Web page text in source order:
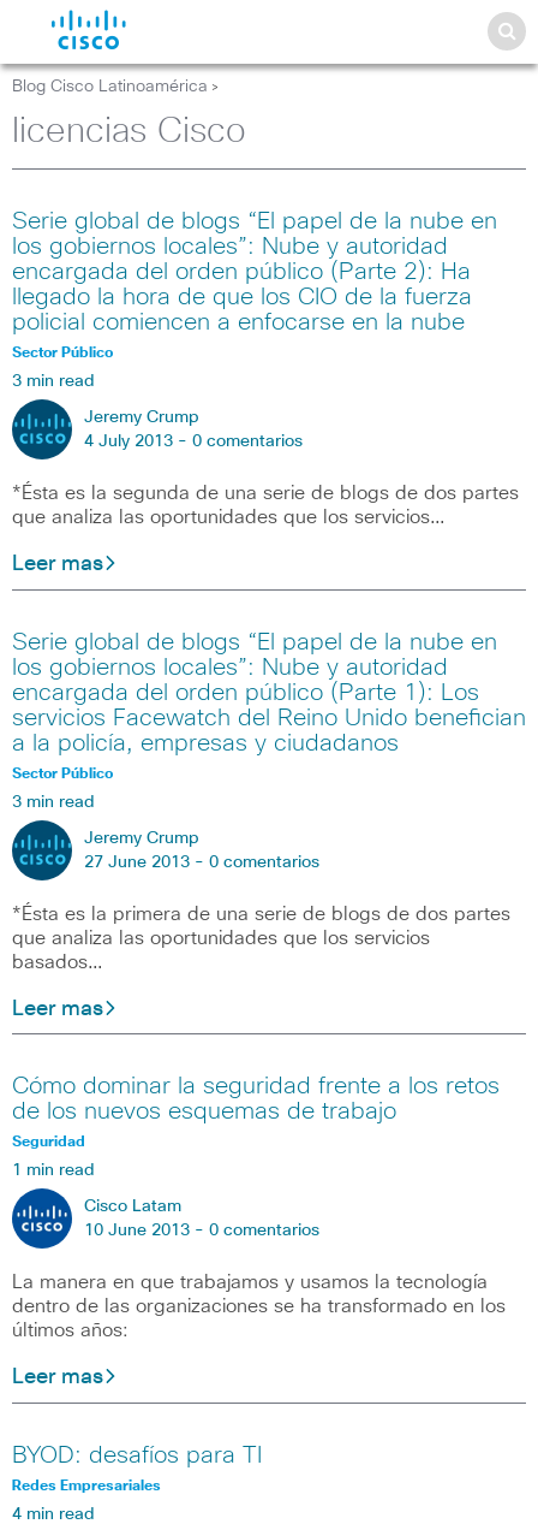
Blog Cisco Latinoamérica >
licencias Cisco
Serie global de blogs “El papel de la nube en
los gobiernos locales”: Nube y autoridad
encargada del orden público (Parte 2): Ha
llegado la hora de que los CIO de la fuerza
policial comiencen a enfocarse en la nube
Sector Público
3 min read
Jeremy Crump
4 July 2013 - 0 comentarios
*Ésta es la segunda de una serie de blogs de dos partes
que analiza las oportunidades que los servicios…
Leer mas
Serie global de blogs “El papel de la nube en
los gobiernos locales”: Nube y autoridad
encargada del orden público (Parte 1): Los
servicios Facewatch del Reino Unido benefician
a la policía, empresas y ciudadanos
Sector Público
3 min read
Jeremy Crump
27 June 2013 - 0 comentarios
*Ésta es la primera de una serie de blogs de dos partes
que analiza las oportunidades que los servicios
basados…
Leer mas
Cómo dominar la seguridad frente a los retos
de los nuevos esquemas de trabajo
Seguridad
1 min read
Cisco Latam
10 June 2013 - 0 comentarios
La manera en que trabajamos y usamos la tecnología
dentro de las organizaciones se ha transformado en los
últimos años:
Leer mas
BYOD: desafíos para TI
Redes Empresariales
4 min read